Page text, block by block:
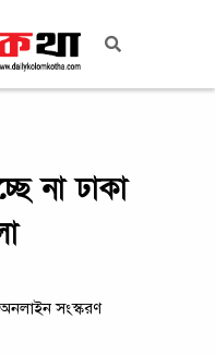
না ঢাকা
অনলাইন সংস্করণ